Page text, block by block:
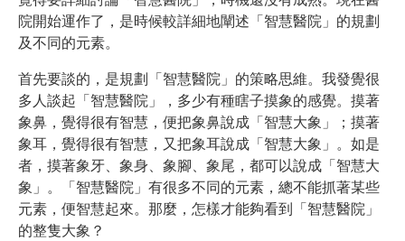
院開始運作了，是時候較詳細地闡述「智慧醫院」的規劃
及不同的元素。
首先要談的，是規劃「智慧醫院」的策略思維。我發覺很
多人談起「智慧醫院」，多少有種瞎子摸象的感覺。摸著
象鼻，覺得很有智慧，便把象鼻說成「智慧大象」；摸著
象耳，覺得很有智慧，又把象耳說成「智慧大象」。如是
者，摸著象牙、象身、象腳、象尾，都可以說成「智慧大
象」。「智慧醫院」有很多不同的元素，總不能抓著某些
元素，便智慧起來。那麼，怎樣才能夠看到「智慧醫院」
的整隻大象？